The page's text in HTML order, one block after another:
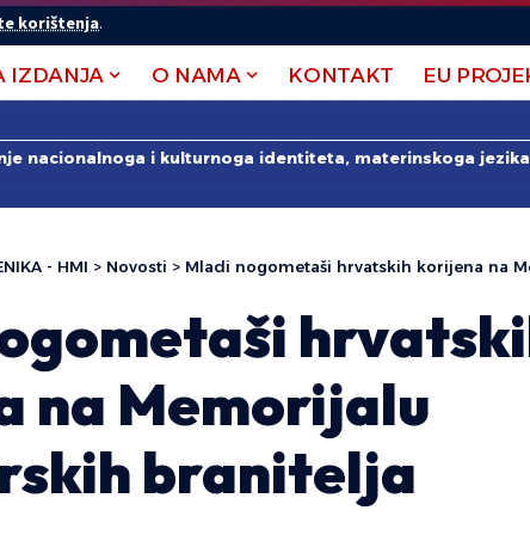
korištenja.
IZDANJA O NAMA KONTAKT EU
nacionalnoga i kulturnoga identiteta, materinskoga
- HMI > Novosti > Mladi nogometaši hrvatskih korijena na
na Memorijalu
branitelja